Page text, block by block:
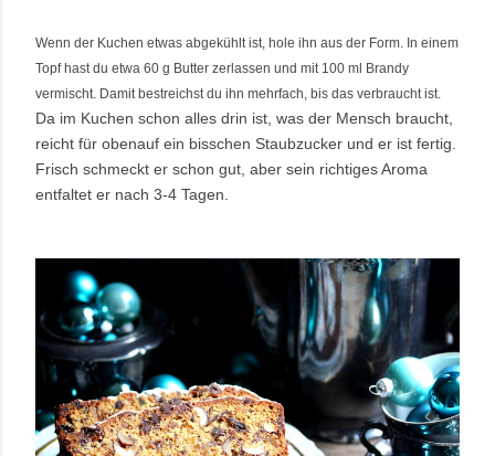
Wenn der Kuchen etwas abgekühlt ist, hole ihn aus der Form. In einem
Topf hast du etwa 60 g Butter zerlassen und mit 100 ml Brandy
vermischt. Damit bestreichst du ihn mehrfach, bis das verbraucht ist.
Da im Kuchen schon alles drin ist, was der Mensch braucht,
reicht für obenauf ein bisschen Staubzucker und er ist fertig.
Frisch schmeckt er schon gut, aber sein richtiges Aroma
entfaltet er nach 3-4 Tagen.